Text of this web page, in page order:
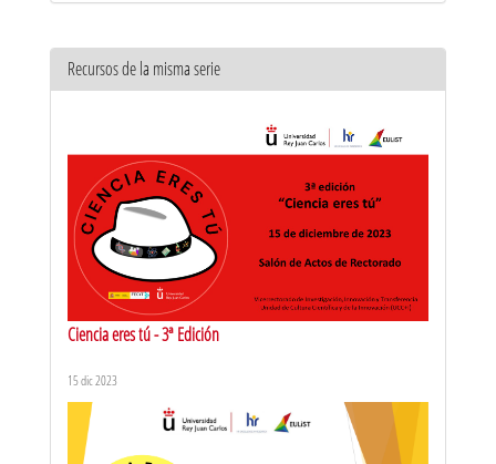
Recursos de la misma serie
Ciencia eres tú - 3ª Edición
15 dic 2023